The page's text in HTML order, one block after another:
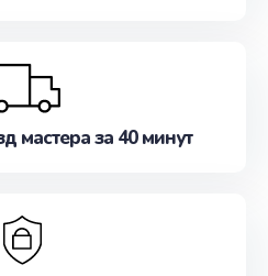
мастера за 40 минут